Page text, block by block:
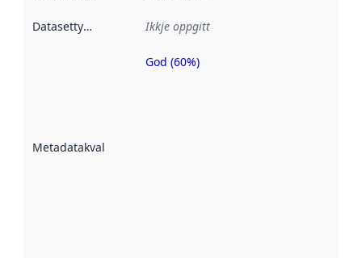
Datasettype Ikkje oppgitt
Metadatakvalitet
Metadatakvalitet
God (60%)